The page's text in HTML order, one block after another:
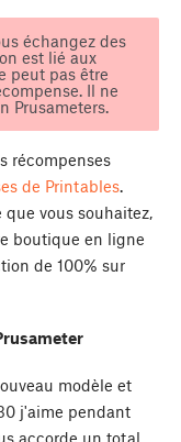
échangez des
est lié aux
peut pas être
Il ne
Prusameters.
récompenses
de Printables.
que vous souhaitez,
boutique en ligne
de 100% sur
modèle et
j'aime pendant
accorde un total